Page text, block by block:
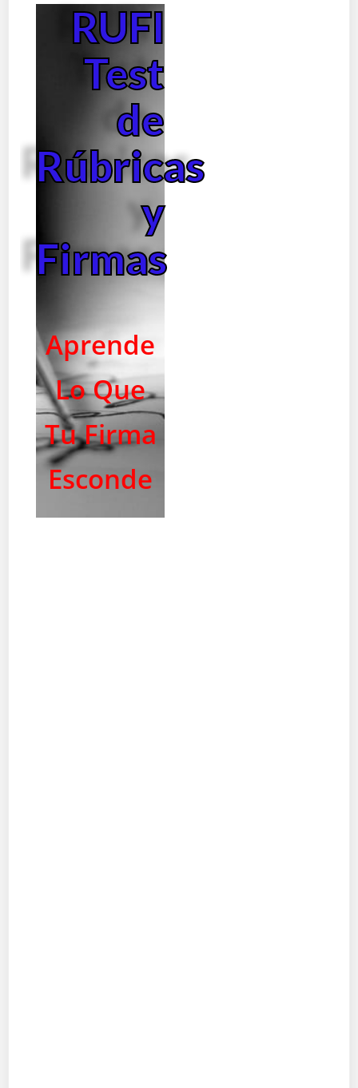
RUFI
Test
de
Rúbricas
y
Firmas
Aprende
Lo Que
Tu Firma
Esconde